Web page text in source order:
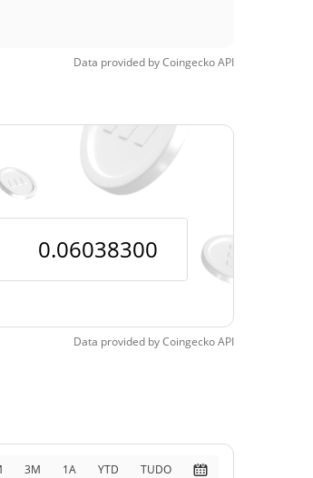
$6.95
$0.02387443
152.92%
Data provided byCoingeckoAPI
Data provided byCoingeckoAPI
3M 1A YTD TUDO